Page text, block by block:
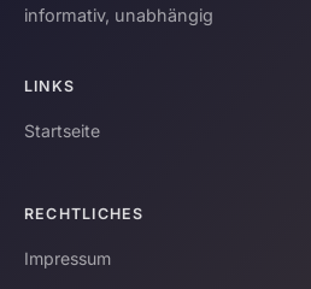
informativ, unabhängig
LINKS
Startseite
RECHTLICHES
Impressum